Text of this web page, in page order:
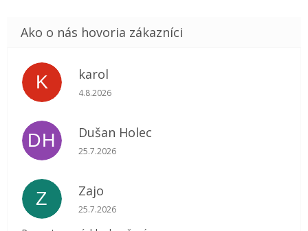
K karol
Hodnotenie obchodu je 5 z 5 hviezdičiek.
4.8.2026
DH Dušan Holec
Hodnotenie obchodu je 5 z 5 hviezdičiek.
25.7.2026
Z Zajo
Hodnotenie obchodu je 5 z 5 hviezdičiek.
25.7.2026